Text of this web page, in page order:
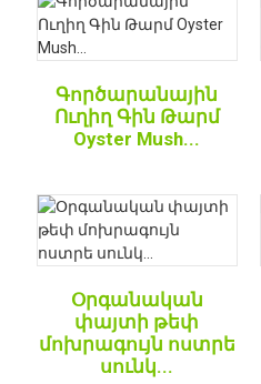
Գործարանային
Ուղիղ Գին Թարմ
Oyster Mush...
Օրգանական
փայտի թեփ
մոխրագույն ոստրե
սունկ...